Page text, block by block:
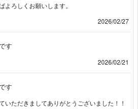
よろしくお願いします。
2026/02/27
す
2026/02/21
す
いただきましてありがとうございました！！